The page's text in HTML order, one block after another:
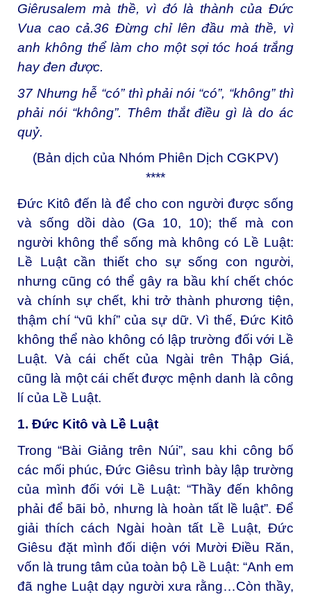
Giêrusalem mà thề, vì đó là thành của Đức
Vua cao cả.36 Đừng chỉ lên đầu mà thề, vì
anh không thể làm cho một sợi tóc hoá trắng
hay đen được.
37 Nhưng hễ “có” thì phải nói “có”, “không” thì
phải nói “không”. Thêm thắt điều gì là do ác
quỷ.
(Bản dịch của Nhóm Phiên Dịch CGKPV)
****
Đức Kitô đến là để cho con người được sống
và sống dồi dào (Ga 10, 10); thế mà con
người không thể sống mà không có Lề Luật:
Lề Luật cần thiết cho sự sống con người,
nhưng cũng có thể gây ra bầu khí chết chóc
và chính sự chết, khi trở thành phương tiện,
thậm chí “vũ khí” của sự dữ. Vì thế, Đức Kitô
không thể nào không có lập trường đối với Lề
Luật. Và cái chết của Ngài trên Thập Giá,
cũng là một cái chết được mệnh danh là công
lí của Lề Luật.
1. Đức Kitô và Lề Luật
Trong “Bài Giảng trên Núi”, sau khi công bố
các mối phúc, Đức Giêsu trình bày lập trường
của mình đối với Lề Luật: “Thầy đến không
phải để bãi bỏ, nhưng là hoàn tất lề luật”. Để
giải thích cách Ngài hoàn tất Lề Luật, Đức
Giêsu đặt mình đối diện với Mười Điều Răn,
vốn là trung tâm của toàn bộ Lề Luật: “Anh em
đã nghe Luật dạy người xưa rằng…Còn thầy,